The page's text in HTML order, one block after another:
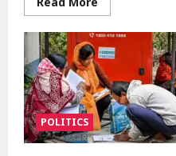
more
UP
Free
Scooty
Scheme
2026
:
UP
में
50
हजार
बेटियों
POLITICS